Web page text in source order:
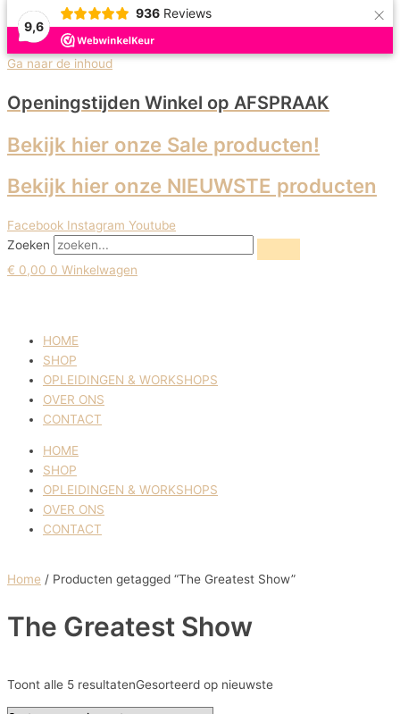
9,6
936 Reviews ×
Ga naar de inhoud
Openingstijden Winkel op AFSPRAAK
Bekijk hier onze Sale producten!
Bekijk hier onze NIEUWSTE producten
Facebook Instagram Youtube
Zoeken
€ 0,00 0 Winkelwagen
HOME
SHOP
OPLEIDINGEN & WORKSHOPS
OVER ONS
CONTACT
HOME
SHOP
OPLEIDINGEN & WORKSHOPS
OVER ONS
CONTACT
Home / Producten getagged “The Greatest Show”
The Greatest Show
Toont alle 5 resultatenGesorteerd op nieuwste
Uitverkoop!
Uitverkoop!
Uitverkoop!
Uitverkoop!
Uitverkoop!